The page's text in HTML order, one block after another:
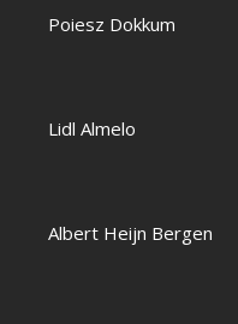
Poiesz Dokkum
Lidl Almelo
Albert Heijn Bergen